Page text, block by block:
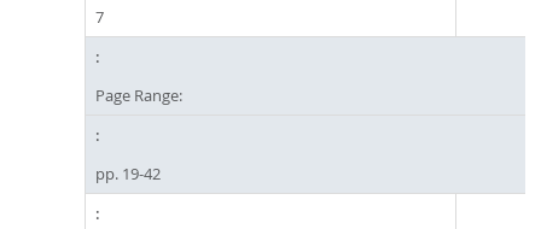
7
Page Range:
pp. 19-42